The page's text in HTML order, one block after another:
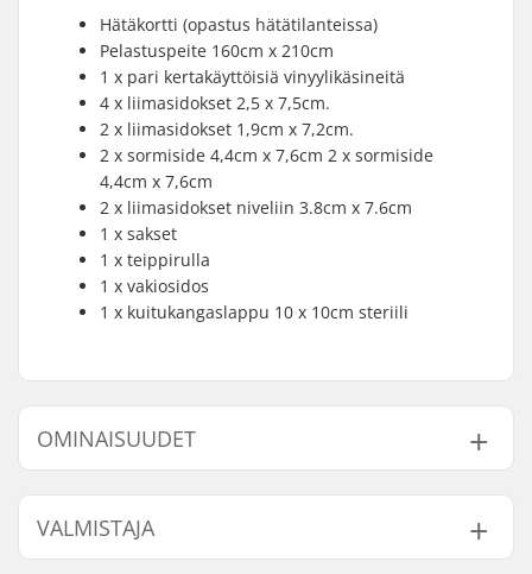
Hätäkortti (opastus hätätilanteissa)
Pelastuspeite 160cm x 210cm
1 x pari kertakäyttöisiä vinyylikäsineitä
4 x liimasidokset 2,5 x 7,5cm.
2 x liimasidokset 1,9cm x 7,2cm.
2 x sormiside 4,4cm x 7,6cm 2 x sormiside
4,4cm x 7,6cm
2 x liimasidokset niveliin 3.8cm x 7.6cm
1 x sakset
1 x teippirulla
1 x vakiosidos
1 x kuitukangaslappu 10 x 10cm steriili
OMINAISUUDET
Paino: 160g
VALMISTAJA